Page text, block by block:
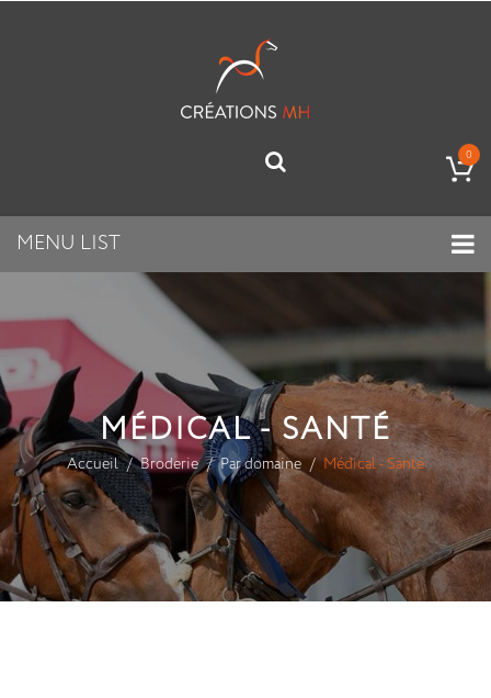
0
MENU LIST
MÉDICAL - SANTÉ
Accueil Broderie Par domaine Médical - Santé